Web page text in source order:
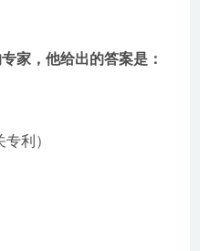
家，他给出的答案是：
利）